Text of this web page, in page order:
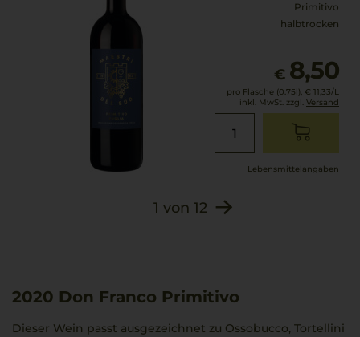
Primitivo
halbtrocken
€ 8,50
pro Flasche (0.75l), € 11,33/L
inkl. MwSt. zzgl. Versand
Lebensmittel­angaben
1 von 12
2020 Don Franco Primitivo
Dieser Wein passt ausgezeichnet zu Ossobucco, Tortellini